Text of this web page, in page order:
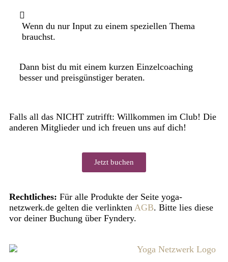
Wenn du nur Input zu einem speziellen Thema
brauchst.
Dann bist du mit einem kurzen Einzelcoaching
besser und preisgünstiger beraten.
Falls all das NICHT zutrifft: Willkommen im Club! Die
anderen Mitglieder und ich freuen uns auf dich!
Jetzt buchen
Rechtliches: Für alle Produkte der Seite yoga-
netzwerk.de gelten die verlinkten AGB. Bitte lies diese
vor deiner Buchung über Fyndery.